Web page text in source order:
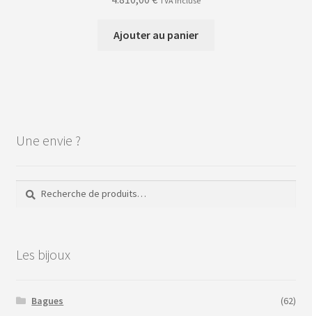
Ajouter au panier
Une envie ?
Recherche
pour :
Recherche
Les bijoux
Bagues
(62)